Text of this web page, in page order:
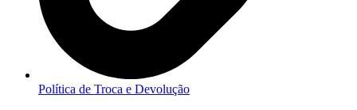
Política de Troca e Devolução